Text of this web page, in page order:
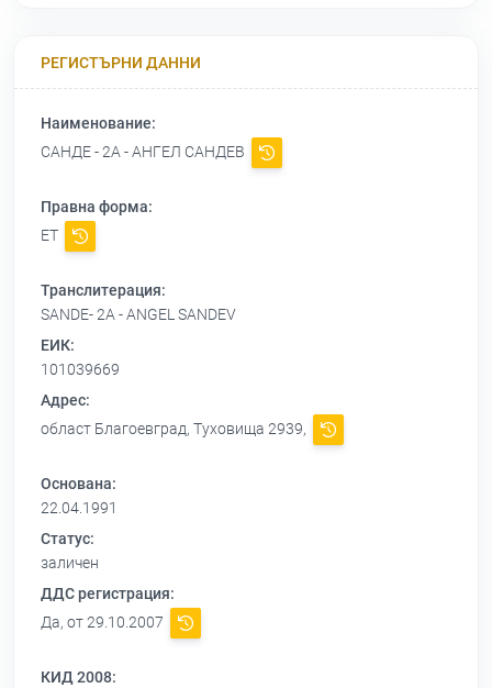
РЕГИСТЪРНИ ДАННИ
Наименование:
САНДЕ - 2А - АНГЕЛ САНДЕВ
Правна форма:
ЕТ
Транслитерация:
SANDE- 2A - ANGEL SANDEV
ЕИК:
101039669
Адрес:
област Благоевград, Туховища 2939,
Основана:
22.04.1991
Статус:
заличен
ДДС регистрация:
Да, от 29.10.2007
КИД 2008: